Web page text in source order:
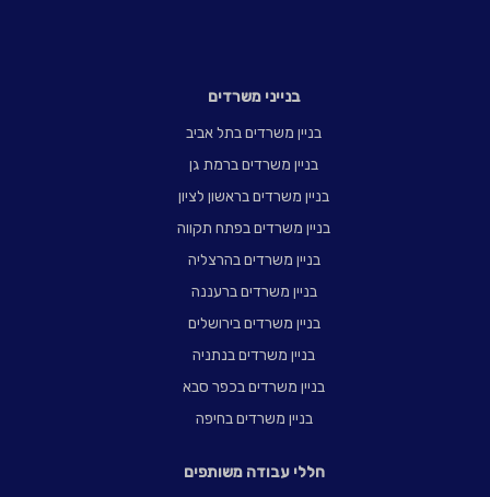
בנייני משרדים
בניין משרדים בתל אביב
בניין משרדים ברמת גן
בניין משרדים בראשון לציון
בניין משרדים בפתח תקווה
בניין משרדים בהרצליה
בניין משרדים ברעננה
בניין משרדים בירושלים
בניין משרדים בנתניה
בניין משרדים בכפר סבא
בניין משרדים בחיפה
חללי עבודה משותפים